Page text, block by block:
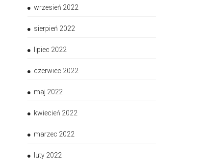
wrzesień 2022
sierpień 2022
lipiec 2022
czerwiec 2022
maj 2022
kwiecień 2022
marzec 2022
luty 2022